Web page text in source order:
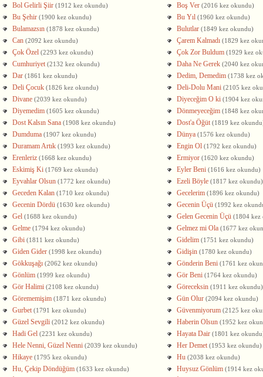
Bol Gelirli Şiir (1912 kez okundu) Boş Ver (2016 kez okundu)
Bu Şehir (1900 kez okundu) Bu Yıl (1960 kez okundu)
Bulamazsın (1878 kez okundu) Bulutlar (1849 kez okundu)
Can (2092 kez okundu) Çarem Kalmadı (1829 kez
Çok Özel (2293 kez okundu) Çok Zor Buldum (1929 kez
Cumhuriyet (2132 kez okundu) Daha Ne Gerek (2040 kez
Dar (1861 kez okundu) Dedim, Demedim (1738 kez
Deli Çocuk (1826 kez okundu) Deli-Dolu Mani (2105 kez
Divane (2039 kez okundu) Diyeceğim O ki (1904 kez
Diyemedim (1605 kez okundu) Dönmeyeceğim (1848 kez
Dost Kalsın Sana (1908 kez okundu) Dost'a Öğüt (1819 kez
Dumduma (1907 kez okundu) Dünya (1576 kez okundu)
Duramam Artık (1993 kez okundu) Engin Ol (1792 kez okundu)
Erenleriz (1668 kez okundu) Ermiyor (1620 kez okundu)
Eskimiş Ki (1769 kez okundu) Eyler Beni (1616 kez okundu)
Eyvahlar Olsun (1772 kez okundu) Ezeli Böyle (1817 kez okundu)
Geceden Kalan (1710 kez okundu) Gecelerim (1896 kez okundu)
Gecenin Dördü (1630 kez okundu) Gecenin Üçü (1992 kez
Gel (1688 kez okundu) Gelen Gecenin Üçü (1804 kez
Gelme (1794 kez okundu) Gelmez mi Ola (1677 kez
Gibi (1811 kez okundu) Gidelim (1751 kez okundu)
Giden Gider (1998 kez okundu) Gidişin (1780 kez okundu)
Gökkuşağı (2062 kez okundu) Gönderin Beni (1761 kez
Gönlüm (1999 kez okundu) Gör Beni (1764 kez okundu)
Gör Halimi (2108 kez okundu) Göreceksin (1911 kez okundu)
Görememişim (1871 kez okundu) Gün Olur (2094 kez okundu)
Gurbet (1791 kez okundu) Güvenmiyorum (2125 kez
Güzel Sevgili (2012 kez okundu) Haberin Olsun (1952 kez
Hadi Gel (2231 kez okundu) Hayata Dair (1801 kez
Hele Nenni, Güzel Nenni (2039 kez okundu) Her Demet (1953 kez okundu)
Hikaye (1795 kez okundu) Hu (2038 kez okundu)
Hu, Çekip Döndüğüm (1633 kez okundu) Huysuz Gönlüm (1914 kez